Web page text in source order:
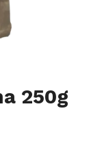
250g